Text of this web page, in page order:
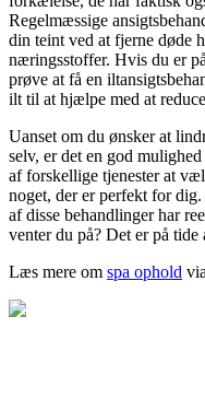
Regelmæssige
din teint ved at fjerne døde
næringsstoffer. Hvis du er
prøve at få en
ilt til at hjælpe med at
Uanset om du ønsker at
selv, er det en god
af forskellige tjenester at
noget, der er perfekt for dig.
af disse behandlinger har
venter du på? Det er på
Læs mere om spa ophold